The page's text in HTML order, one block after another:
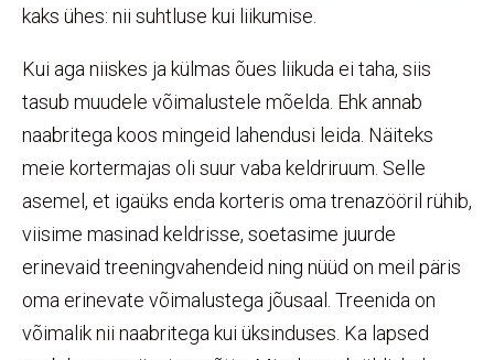
kaks ühes: nii suhtluse kui liikumise.
Kui aga niiskes ja külmas õues liikuda ei taha, siis
tasub muudele võimalustele mõelda. Ehk annab
naabritega koos mingeid lahendusi leida. Näiteks
meie kortermajas oli suur vaba keldriruum. Selle
asemel, et igaüks enda korteris oma trenazööril rühib,
viisime masinad keldrisse, soetasime juurde
erinevaid treeningvahendeid ning nüüd on meil päris
oma erinevate võimalustega jõusaal. Treenida on
võimalik nii naabritega kui üksinduses. Ka lapsed